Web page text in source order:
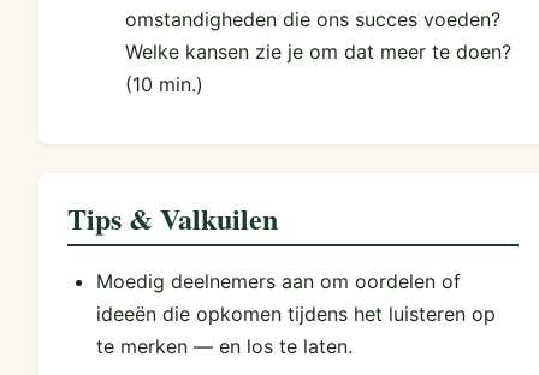
omstandigheden die ons succes voeden?
Welke kansen zie je om dat meer te doen?
(10 min.)
Tips & Valkuilen
Moedig deelnemers aan om oordelen of
ideeën die opkomen tijdens het luisteren op
te merken — en los te laten.